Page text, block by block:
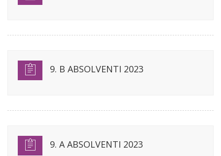
9. B ABSOLVENTI 2023
9. A ABSOLVENTI 2023